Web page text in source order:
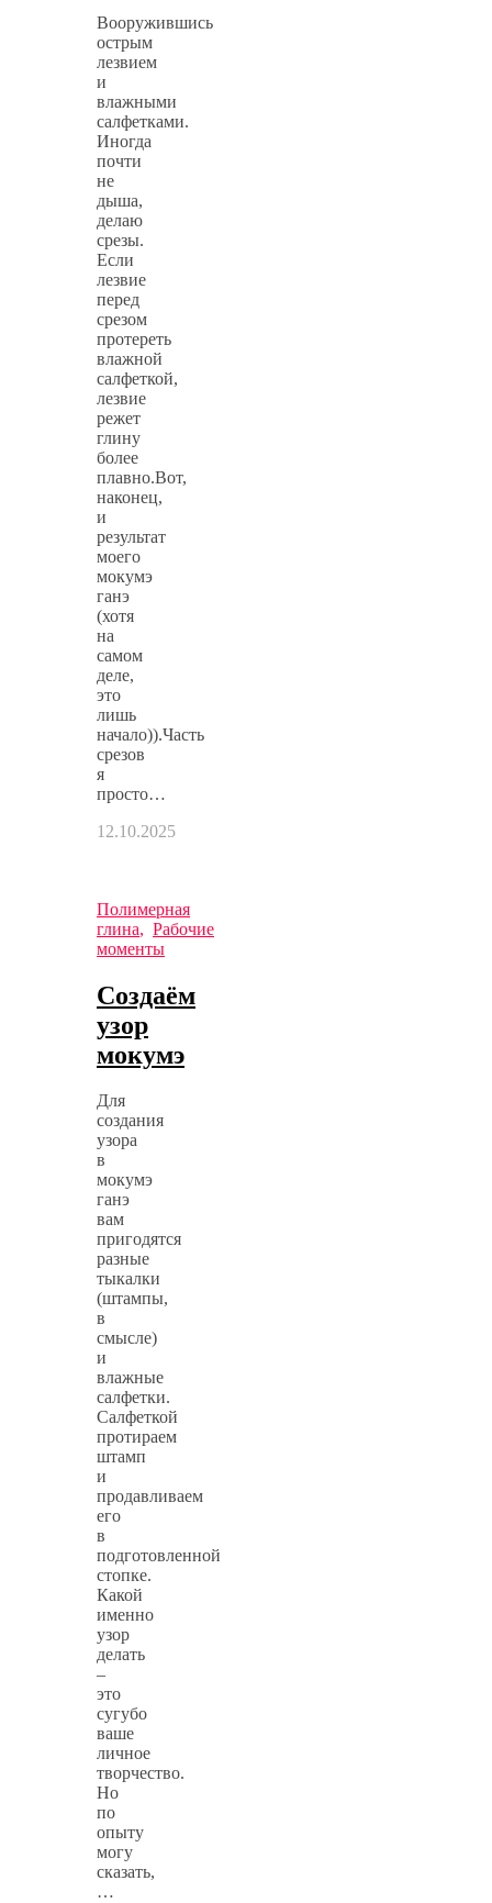
Вооружившись
острым
лезвием
и
влажными
салфетками.
Иногда
почти
не
дыша,
делаю
срезы.
Если
лезвие
перед
срезом
протереть
влажной
салфеткой,
лезвие
режет
глину
более
плавно.Вот,
наконец,
и
результат
моего
мокумэ
ганэ
(хотя
на
самом
деле,
это
лишь
начало)).Часть
срезов
я
просто…
12.10.2025
Полимерная
глина, Рабочие
моменты
Создаём
узор
мокумэ
Для
создания
узора
в
мокумэ
ганэ
вам
пригодятся
разные
тыкалки
(штампы,
в
смысле)
и
влажные
салфетки.
Салфеткой
протираем
штамп
и
продавливаем
его
в
подготовленной
стопке.
Какой
именно
узор
делать
–
это
сугубо
ваше
личное
творчество.
Но
по
опыту
могу
сказать,
…